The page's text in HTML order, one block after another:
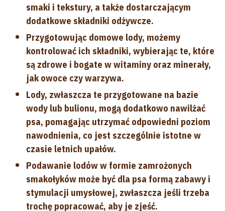
smaki i tekstury, a także dostarczającym
dodatkowe składniki odżywcze.
Przygotowując domowe lody, możemy
kontrolować ich składniki, wybierając te, które
są zdrowe i bogate w witaminy oraz minerały,
jak owoce czy warzywa.
Lody, zwłaszcza te przygotowane na bazie
wody lub bulionu, mogą dodatkowo nawilżać
psa, pomagając utrzymać odpowiedni poziom
nawodnienia, co jest szczególnie istotne w
czasie letnich upałów.
Podawanie lodów w formie zamrożonych
smakołyków może być dla psa formą zabawy i
stymulacji umysłowej, zwłaszcza jeśli trzeba
trochę popracować, aby je zjeść.